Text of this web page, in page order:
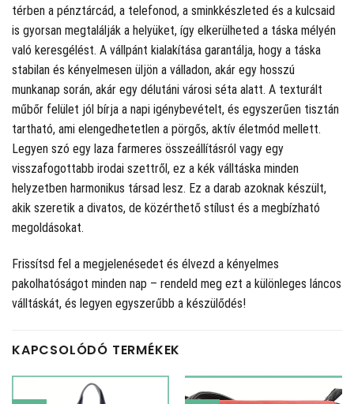
térben a pénztárcád, a telefonod, a sminkkészleted és a kulcsaid
is gyorsan megtalálják a helyüket, így elkerülheted a táska mélyén
való keresgélést. A vállpánt kialakítása garantálja, hogy a táska
stabilan és kényelmesen üljön a válladon, akár egy hosszú
munkanap során, akár egy délutáni városi séta alatt. A texturált
műbőr felület jól bírja a napi igénybevételt, és egyszerűen tisztán
tartható, ami elengedhetetlen a pörgős, aktív életmód mellett.
Legyen szó egy laza farmeres összeállításról vagy egy
visszafogottabb irodai szettről, ez a kék válltáska minden
helyzetben harmonikus társad lesz. Ez a darab azoknak készült,
akik szeretik a divatos, de közérthető stílust és a megbízható
megoldásokat.
Frissítsd fel a megjelenésedet és élvezd a kényelmes
pakolhatóságot minden nap – rendeld meg ezt a különleges láncos
válltáskát, és legyen egyszerűbb a készülődés!
KAPCSOLÓDÓ TERMÉKEK